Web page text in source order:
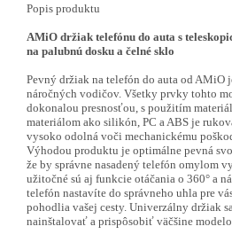
Popis produktu
AMiO držiak telefónu do auta s
na palubnú dosku a čelné sklo
Pevný držiak na telefón do auta od AMiO
náročných vodičov. Všetky prvky tohto
dokonalou presnosťou, s použitím
materiálom ako silikón, PC a ABS je
vysoko odolná voči mechanickému
Výhodou produktu je optimálne pevná
že by správne nasadený telefón omylom
užitočné sú aj funkcie otáčania o 360° a
telefón nastavíte do správneho uhla pre
pohodlia vašej cesty. Univerzálny držiak
nainštalovať a prispôsobiť väčšine